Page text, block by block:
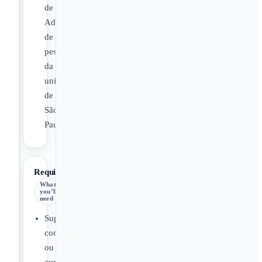
de
Administração
de
pessoal
da
unidade
de
São
Paulo.
Requirements
What
you’ll
need
Superior
completo
ou